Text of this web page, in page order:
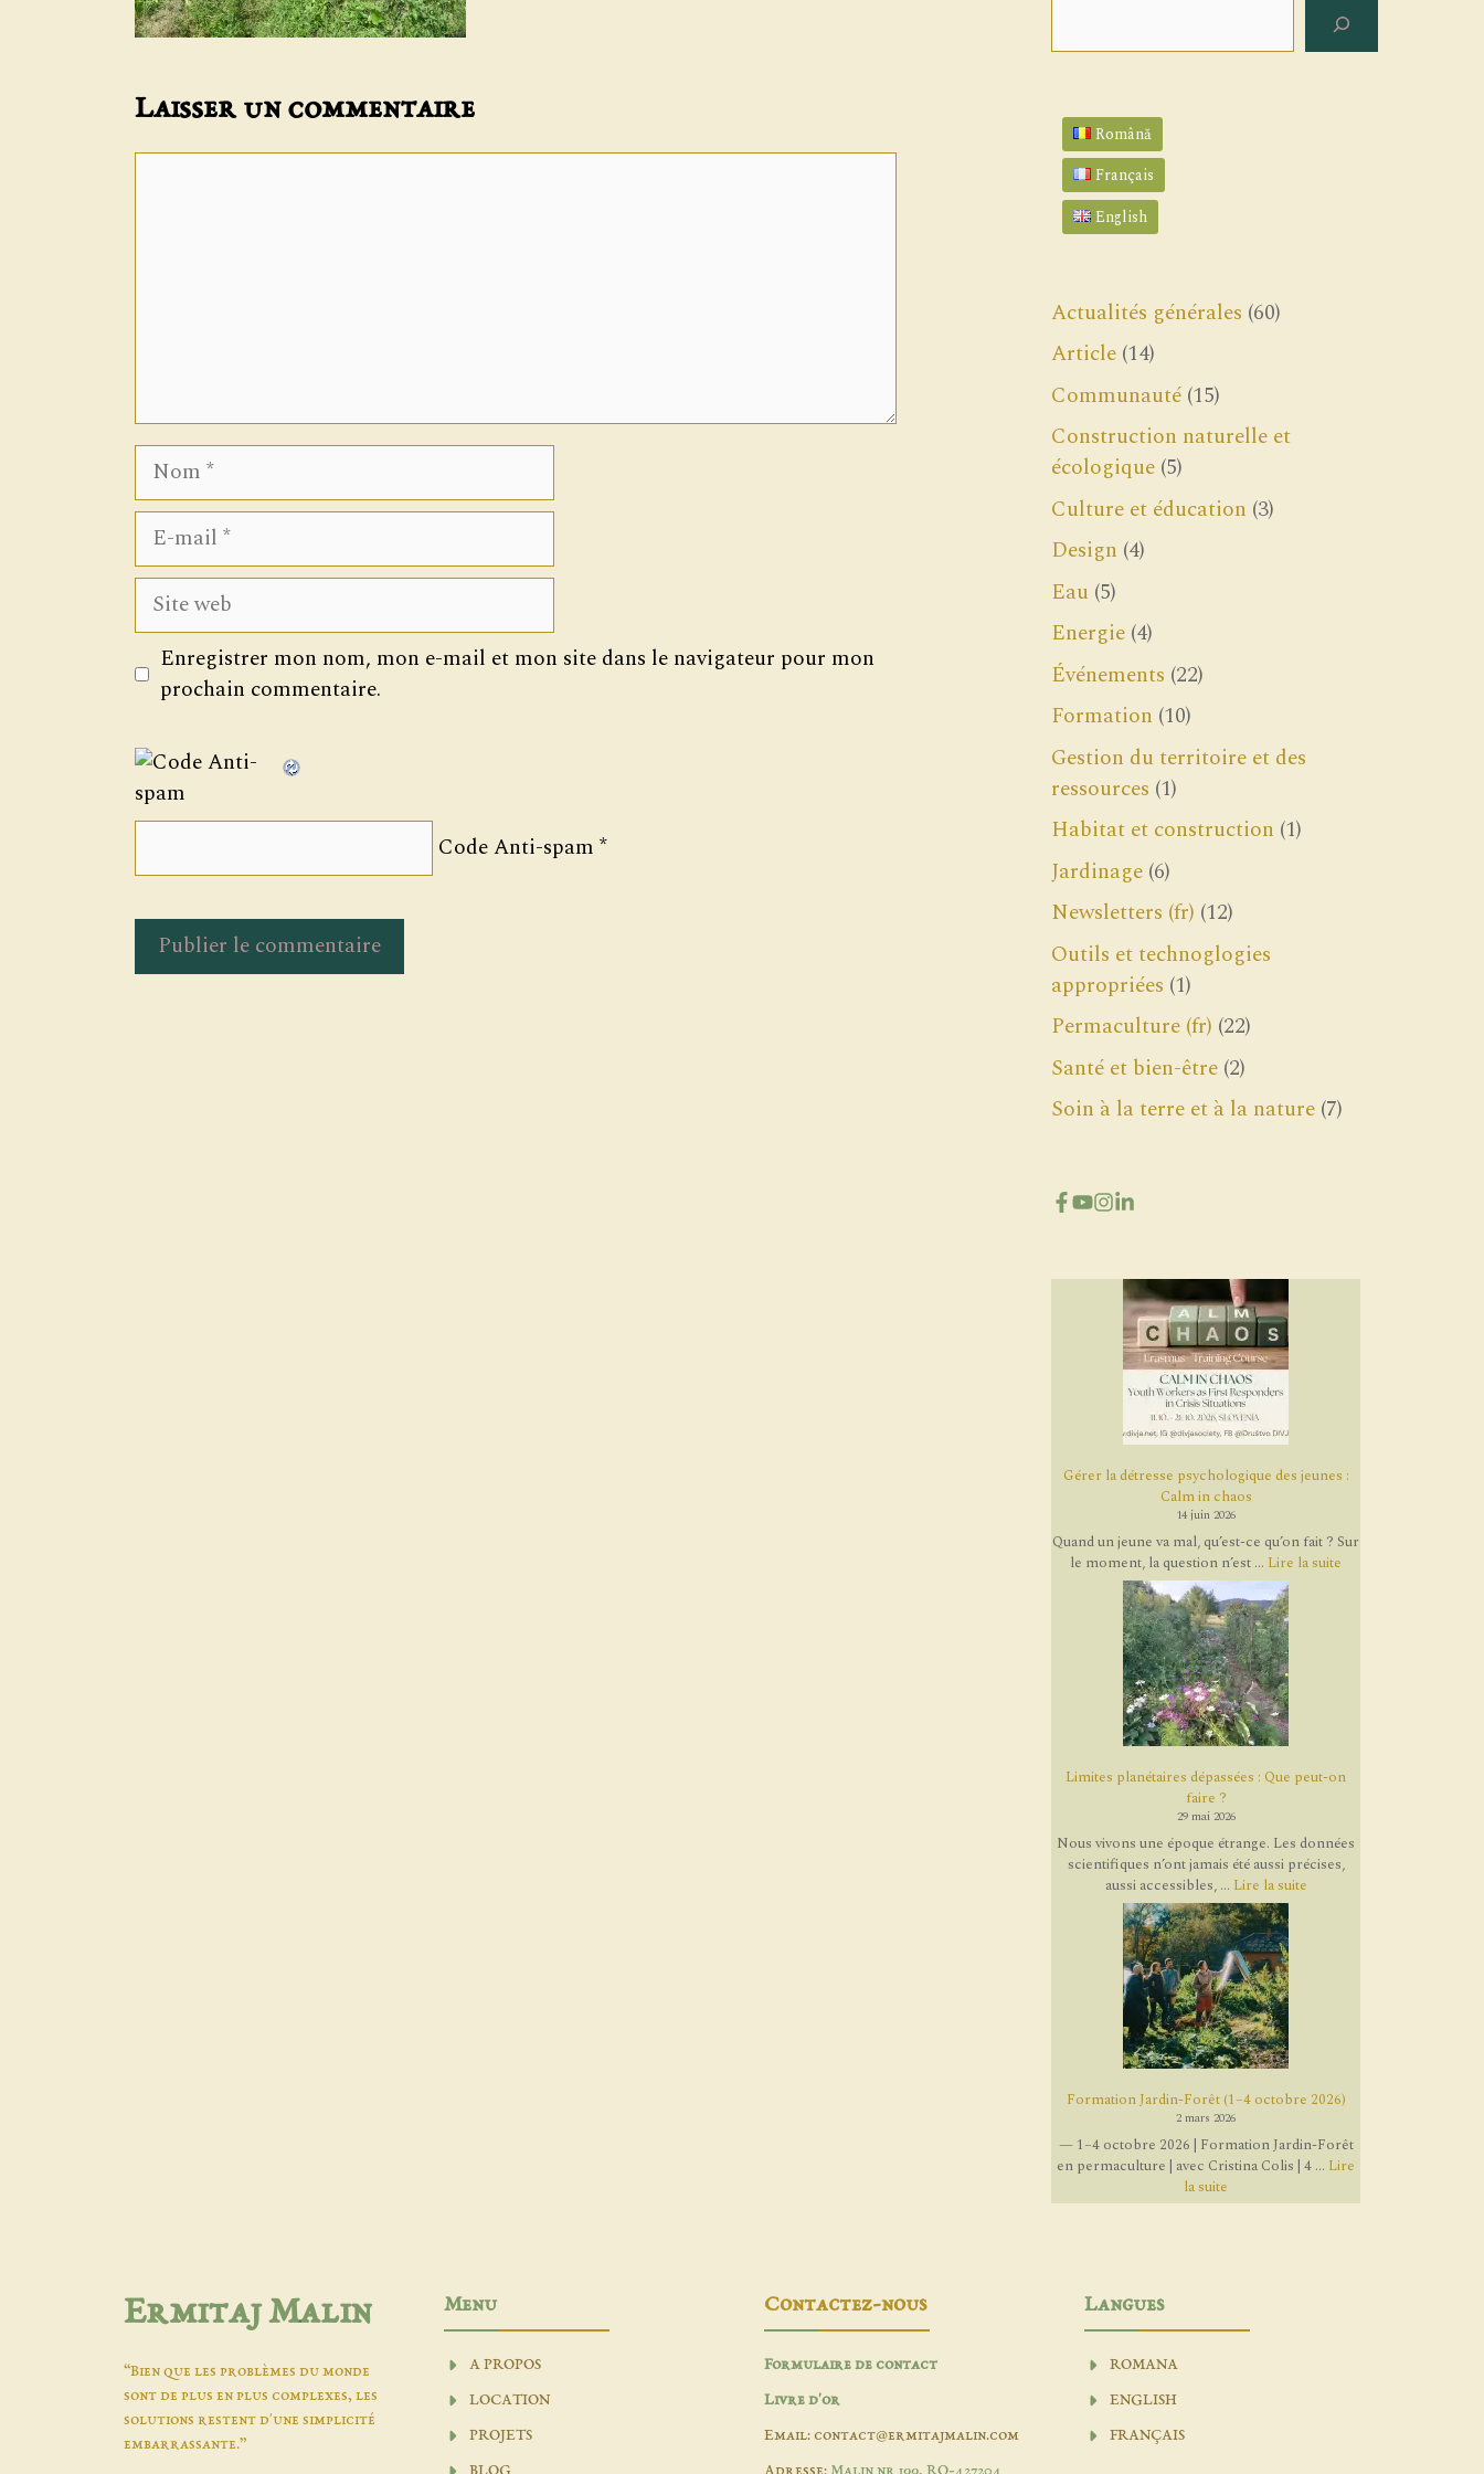
Laisser un commentaire
Nom
E-
mail
Site
web
Enregistrer mon nom, mon e-mail et mon site dans le navigateur pour mon
prochain commentaire.
Code Anti-spam *
Română
Français
English
Actualités générales (60)
Article (14)
Communauté (15)
Construction naturelle et
écologique (5)
Culture et éducation (3)
Design (4)
Eau (5)
Energie (4)
Événements (22)
Formation (10)
Gestion du territoire et des
ressources (1)
Habitat et construction (1)
Jardinage (6)
Newsletters (fr) (12)
Outils et technoglogies
appropriées (1)
Permaculture (fr) (22)
Santé et bien-être (2)
Soin à la terre et à la nature (7)
Gérer la détresse psychologique des jeunes :
Calm in chaos
14 juin 2026
Quand un jeune va mal, qu’est-ce qu’on fait ? Sur
le moment, la question n’est ... Lire la suite
Limites planétaires dépassées : Que peut-on
faire ?
29 mai 2026
Nous vivons une époque étrange. Les données
scientifiques n’ont jamais été aussi précises,
aussi accessibles, ... Lire la suite
Formation Jardin-Forêt (1–4 octobre 2026)
2 mars 2026
— 1–4 octobre 2026 | Formation Jardin-Forêt
en permaculture | avec Cristina Colis | 4 ... Lire
la suite
Ermitaj Malin
“Bien que les problèmes du monde
sont de plus en plus complexes, les
solutions restent d'une simplicité
embarrassante.”
Menu
A PROPOS
LOCATION
PROJETS
BLOG
Contactez-nous
Formulaire de contact
Livre d'or
Email: contact@ermitajmalin.com
Adresse: Malin nr 199, RO-427204
Langues
ROMANA
ENGLISH
FRANÇAIS